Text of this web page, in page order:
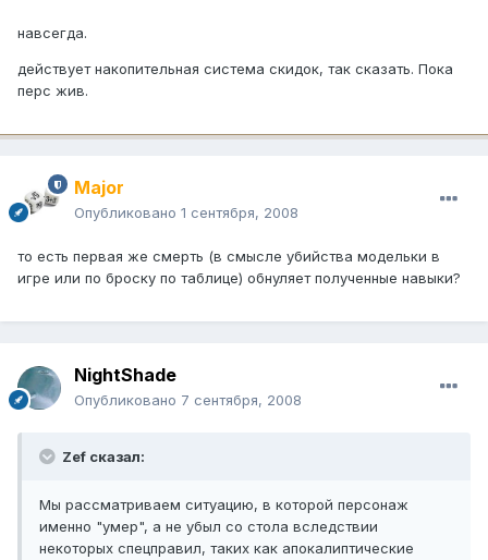
навсегда.
действует накопительная система скидок, так сказать. Пока
перс жив.
Major
Опубликовано 1 сентября, 2008
то есть первая же смерть (в смысле убийства модельки в
игре или по броску по таблице) обнуляет полученные навыки?
NightShade
Опубликовано 7 сентября, 2008
Zef сказал:
Мы рассматриваем ситуацию, в которой персонаж
именно "умер", а не убыл со стола вследствии
некоторых спецправил, таких как апокалиптические